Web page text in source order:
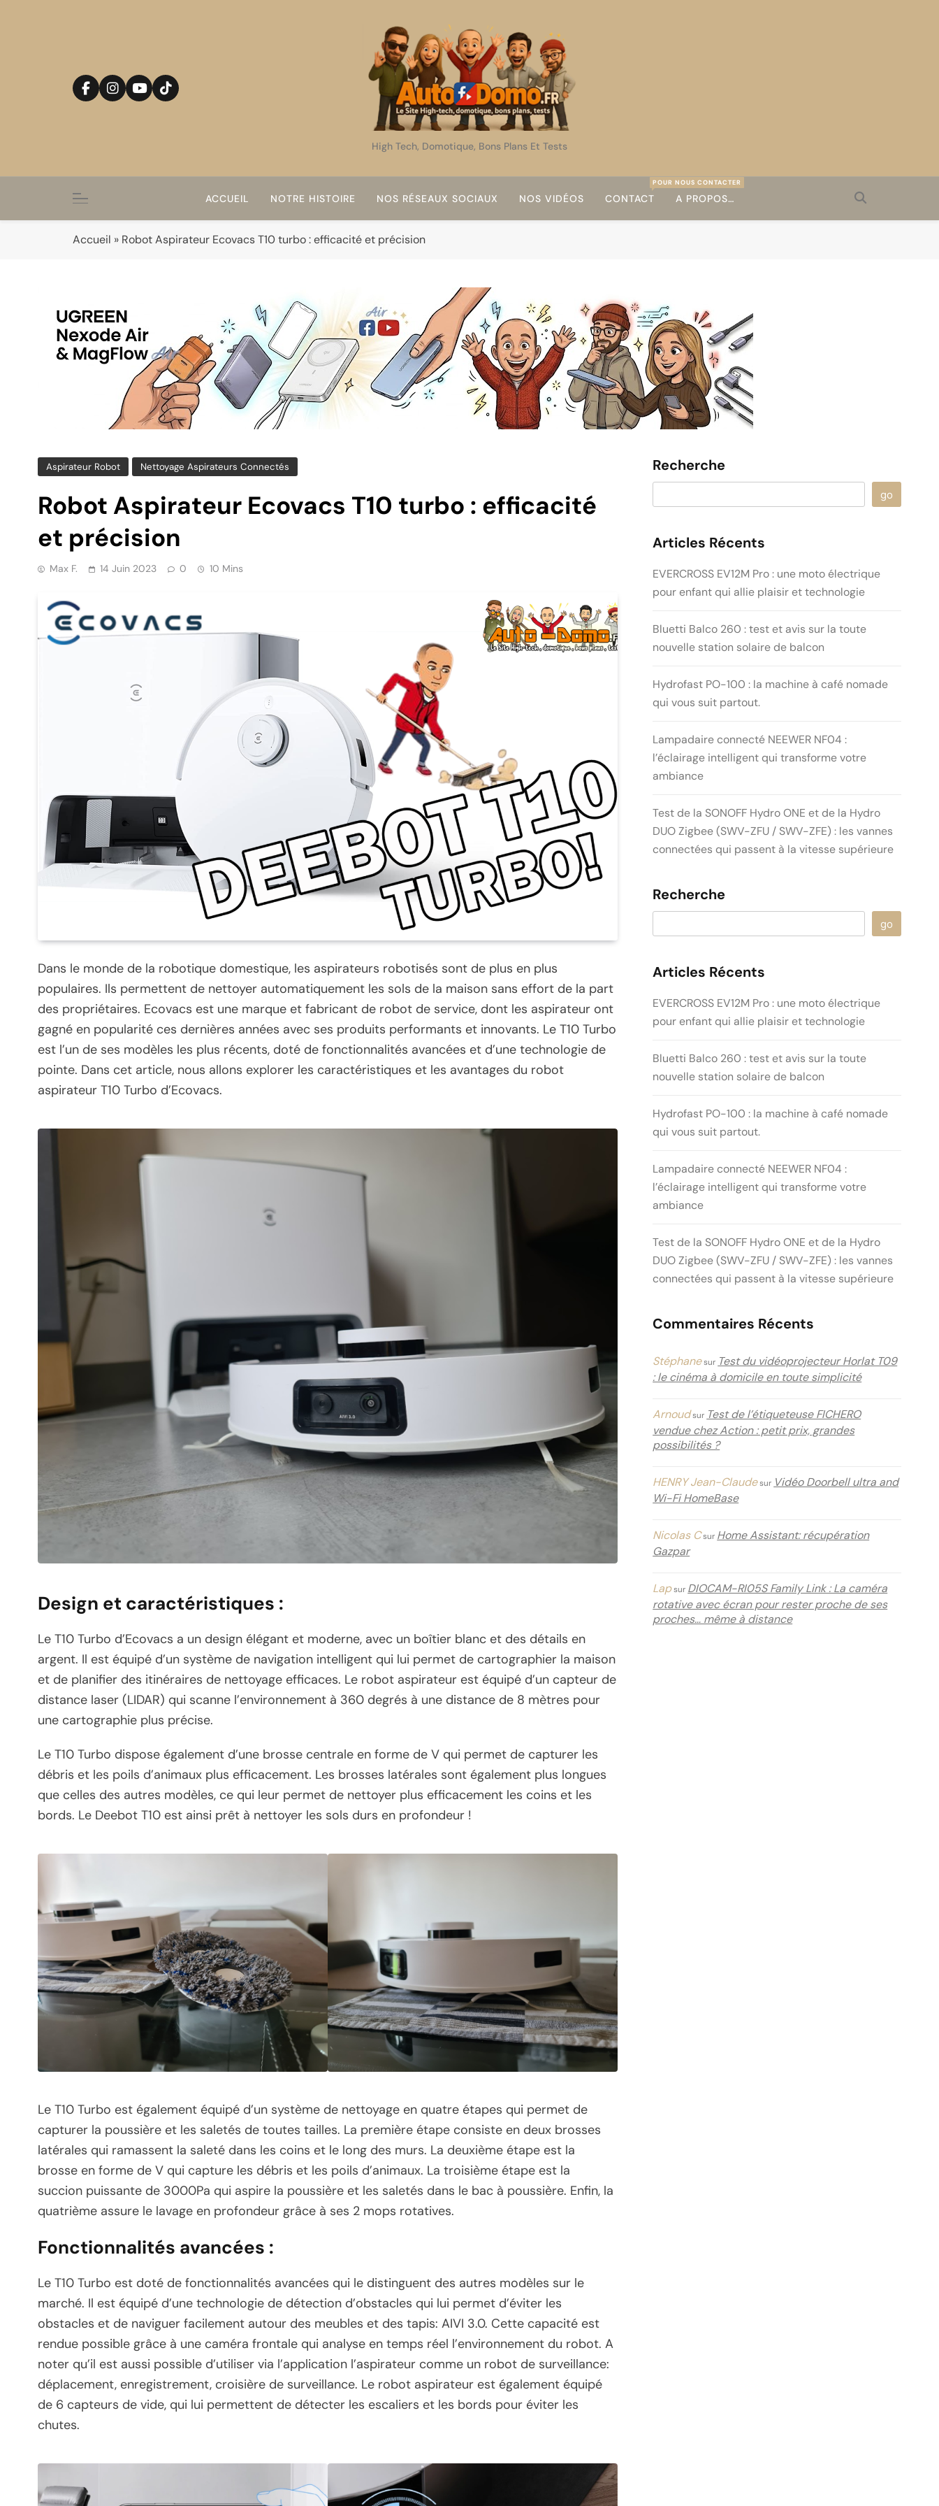
AutoDomo
High Tech, Domotique, Bons Plans Et Tests
ACCUEIL NOTRE HISTOIRE NOS RÉSEAUX SOCIAUX NOS VIDÉOS CONTACT
POUR NOUS CONTACTER
A PROPOS…
Accueil » Robot Aspirateur Ecovacs T10 turbo : efficacité et précision
Aspirateur Robot Nettoyage Aspirateurs Connectés
Robot Aspirateur Ecovacs T10 turbo : efficacité
et précision
Max F. 14 Juin 2023 0 10 Mins
Dans le monde de la robotique domestique, les aspirateurs robotisés sont de plus en plus
populaires. Ils permettent de nettoyer automatiquement les sols de la maison sans effort de la part
des propriétaires. Ecovacs est une marque et fabricant de robot de service, dont les aspirateur ont
gagné en popularité ces dernières années avec ses produits performants et innovants. Le T10 Turbo
est l’un de ses modèles les plus récents, doté de fonctionnalités avancées et d’une technologie de
pointe. Dans cet article, nous allons explorer les caractéristiques et les avantages du robot
aspirateur T10 Turbo d’Ecovacs.
Design et caractéristiques :
Le T10 Turbo d’Ecovacs a un design élégant et moderne, avec un boîtier blanc et des détails en
argent. Il est équipé d’un système de navigation intelligent qui lui permet de cartographier la maison
et de planifier des itinéraires de nettoyage efficaces. Le robot aspirateur est équipé d’un capteur de
distance laser (LIDAR) qui scanne l’environnement à 360 degrés à une distance de 8 mètres pour
une cartographie plus précise.
Le T10 Turbo dispose également d’une brosse centrale en forme de V qui permet de capturer les
débris et les poils d’animaux plus efficacement. Les brosses latérales sont également plus longues
que celles des autres modèles, ce qui leur permet de nettoyer plus efficacement les coins et les
bords. Le Deebot T10 est ainsi prêt à nettoyer les sols durs en profondeur !
Le T10 Turbo est également équipé d’un système de nettoyage en quatre étapes qui permet de
capturer la poussière et les saletés de toutes tailles. La première étape consiste en deux brosses
latérales qui ramassent la saleté dans les coins et le long des murs. La deuxième étape est la
brosse en forme de V qui capture les débris et les poils d’animaux. La troisième étape est la
succion puissante de 3000Pa qui aspire la poussière et les saletés dans le bac à poussière. Enfin, la
quatrième assure le lavage en profondeur grâce à ses 2 mops rotatives.
Fonctionnalités avancées :
Le T10 Turbo est doté de fonctionnalités avancées qui le distinguent des autres modèles sur le
marché. Il est équipé d’une technologie de détection d’obstacles qui lui permet d’éviter les
obstacles et de naviguer facilement autour des meubles et des tapis: AIVI 3.0. Cette capacité est
rendue possible grâce à une caméra frontale qui analyse en temps réel l’environnement du robot. A
noter qu’il est aussi possible d’utiliser via l’application l’aspirateur comme un robot de surveillance:
déplacement, enregistrement, croisière de surveillance. Le robot aspirateur est également équipé
de 6 capteurs de vide, qui lui permettent de détecter les escaliers et les bords pour éviter les
chutes.
Recherche
go
Articles Récents
EVERCROSS EV12M Pro : une moto électrique
pour enfant qui allie plaisir et technologie
Bluetti Balco 260 : test et avis sur la toute
nouvelle station solaire de balcon
Hydrofast PO-100 : la machine à café nomade
qui vous suit partout.
Lampadaire connecté NEEWER NF04 :
l’éclairage intelligent qui transforme votre
ambiance
Test de la SONOFF Hydro ONE et de la Hydro
DUO Zigbee (SWV-ZFU / SWV-ZFE) : les vannes
connectées qui passent à la vitesse supérieure
Recherche
go
Articles Récents
EVERCROSS EV12M Pro : une moto électrique
pour enfant qui allie plaisir et technologie
Bluetti Balco 260 : test et avis sur la toute
nouvelle station solaire de balcon
Hydrofast PO-100 : la machine à café nomade
qui vous suit partout.
Lampadaire connecté NEEWER NF04 :
l’éclairage intelligent qui transforme votre
ambiance
Test de la SONOFF Hydro ONE et de la Hydro
DUO Zigbee (SWV-ZFU / SWV-ZFE) : les vannes
connectées qui passent à la vitesse supérieure
Commentaires Récents
Stéphanesur Test du vidéoprojecteur Horlat T09
: le cinéma à domicile en toute simplicité
Arnoudsur Test de l’étiqueteuse FICHERO
vendue chez Action : petit prix, grandes
possibilités ?
HENRY Jean-Claudesur Vidéo Doorbell ultra and
Wi-Fi HomeBase
Nicolas Csur Home Assistant: récupération
Gazpar
Lapsur DIOCAM-RI05S Family Link : La caméra
rotative avec écran pour rester proche de ses
proches… même à distance